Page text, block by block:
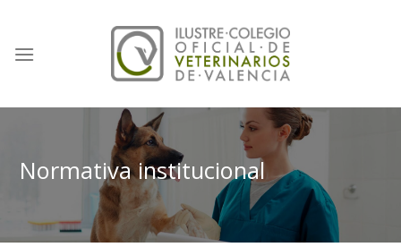
content
Normativa institucional